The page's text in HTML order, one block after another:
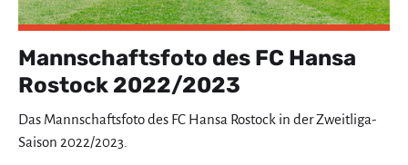
Mannschaftsfoto des FC Hansa
Rostock 2022/2023
Das Mannschaftsfoto des FC Hansa Rostock in der Zweitliga-
Saison 2022/2023.